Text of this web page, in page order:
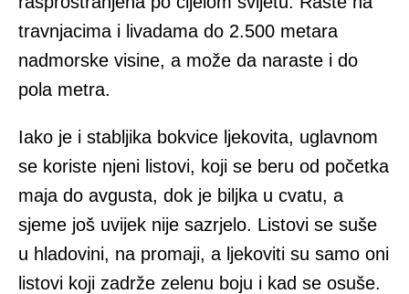
travnjacima i livadama do 2.500 metara
nadmorske visine, a može da naraste i do
pola metra.
Iako je i stabljika bokvice ljekovita, uglavnom
se koriste njeni listovi, koji se beru od početka
maja do avgusta, dok je biljka u cvatu, a
sjeme još uvijek nije sazrjelo. Listovi se suše
u hladovini, na promaji, a ljekoviti su samo oni
listovi koji zadrže zelenu boju i kad se osuše.